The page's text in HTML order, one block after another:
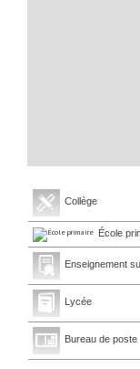
Collège
École
Enseignement
Lycée
Bureau de poste